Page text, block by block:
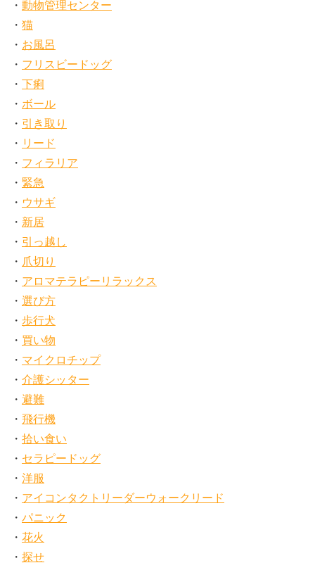
動物管理センター
猫
お風呂
フリスビードッグ
下痢
ボール
引き取り
リード
フィラリア
緊急
ウサギ
新居
引っ越し
爪切り
アロマテラピーリラックス
選び方
歩行犬
買い物
マイクロチップ
介護シッター
避難
飛行機
拾い食い
セラピードッグ
洋服
アイコンタクトリーダーウォークリード
パニック
花火
探せ